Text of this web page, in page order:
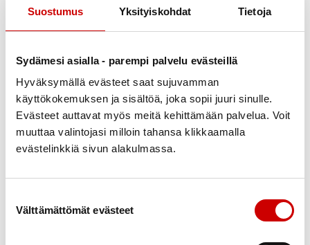
Suostumus Yksityiskohdat Tietoja
Sydämesi asialla - parempi palvelu evästeillä
Hyväksymällä evästeet saat sujuvamman
käyttökokemuksen ja sisältöä, joka sopii juuri sinulle.
Evästeet auttavat myös meitä kehittämään palvelua. Voit
muuttaa valintojasi milloin tahansa klikkaamalla
evästelinkkiä sivun alakulmassa.
Välttämättömät evästeet
Joulusähke2024
Sähke sydänalueelta marraskuu 2024
Sähke sydänalueelta elokuu 2024
Sähke sydänalueelta_extra 2024